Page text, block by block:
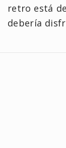
retro está
debería